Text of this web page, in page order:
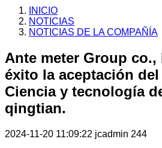
INICIO
NOTICIAS
NOTICIAS DE LA COMPAÑÍA
Ante meter Group
éxito la aceptación
Ciencia y tecnología
qingtian.
2024-11-20 11:09:22 jcadmin 244